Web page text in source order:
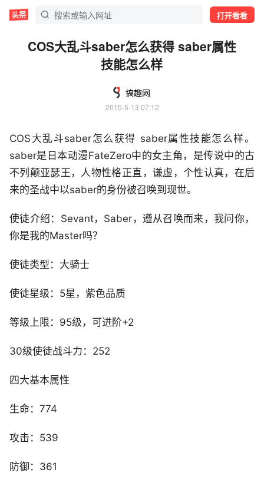
打开看看
COS大乱斗saber怎么获得 saber属性
技能怎么样
搞趣网
2015-5-13 07:12
COS大乱斗saber怎么获得 saber属性技能怎么样。
saber是日本动漫FateZero中的女主角，是传说中的古
不列颠亚瑟王，人物性格正直，谦虚，个性认真，在后
来的圣战中以saber的身份被召唤到现世。
使徒介绍：Sevant，Saber，遵从召唤而来，我问你，
你是我的Master吗？
使徒类型：大骑士
使徒星级：5星，紫色品质
等级上限：95级，可进阶+2
30级使徒战斗力：252
四大基本属性
生命：774
攻击：539
防御：361